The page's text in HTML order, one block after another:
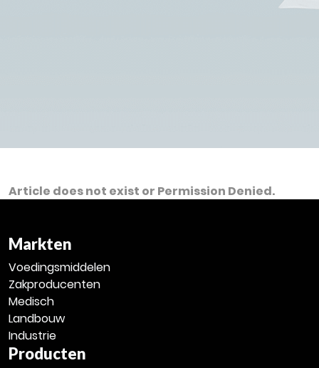
Article does not exist or Permission Denied.
Markten
Voedingsmiddelen
Zakproducenten
Medisch
Landbouw
Industrie
Producten